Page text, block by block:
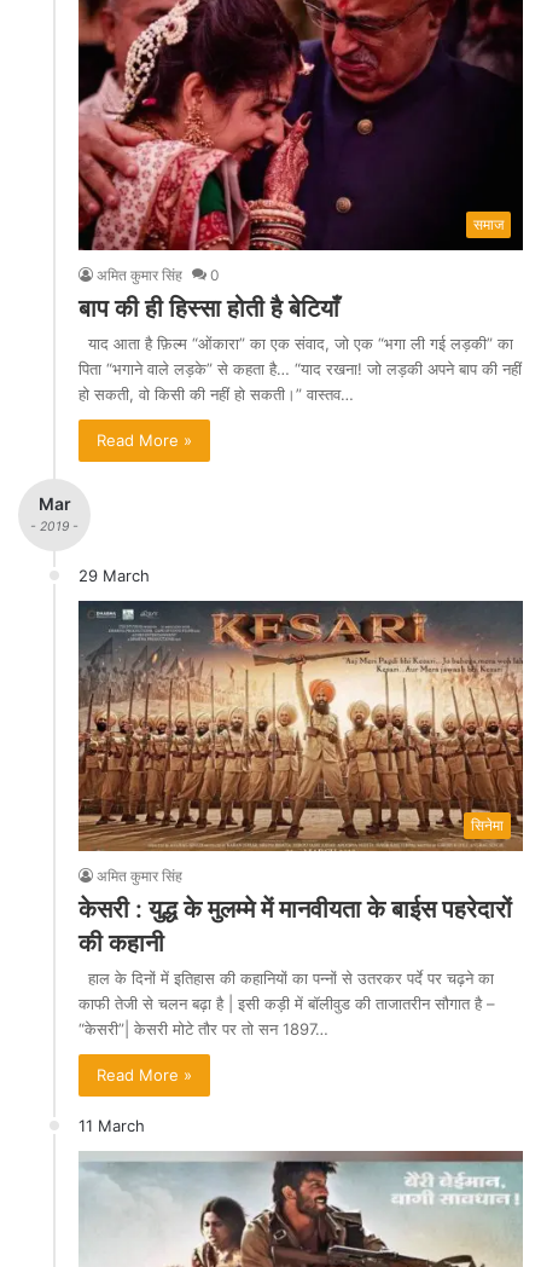
समाज
अमित कुमार सिंह 0
बाप की ही हिस्सा होती है बेटियाँ
याद आता है फ़िल्म “ओंकारा” का एक संवाद, जो एक “भगा ली गई लड़की” का
पिता “भगाने वाले लड़के” से कहता है… “याद रखना! जो लड़की अपने बाप की नहीं
हो सकती, वो किसी की नहीं हो सकती।” वास्तव…
Read More »
Mar
- 2019 -
29 March
सिनेमा
अमित कुमार सिंह
केसरी : युद्ध के मुलम्मे में मानवीयता के बाईस पहरेदारों
की कहानी
हाल के दिनों में इतिहास की कहानियों का पन्नों से उतरकर पर्दे पर चढ़ने का
काफी तेजी से चलन बढ़ा है | इसी कड़ी में बॉलीवुड की ताजातरीन सौगात है –
“केसरी”| केसरी मोटे तौर पर तो सन 1897…
Read More »
11 March